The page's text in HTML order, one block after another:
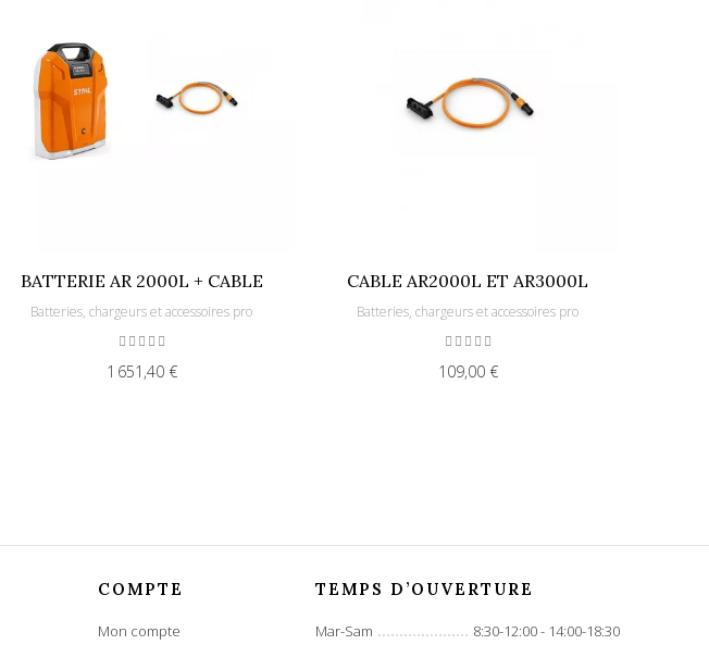
BATTERIE AR 2000L + CABLE
Batteries, chargeurs et accessoires pro
1 651,40 €
CABLE AR2000L ET AR3000L
Batteries, chargeurs et accessoires pro
109,00 €
COMPTE
Mon compte
TEMPS D’OUVERTURE
Mar-Sam 8:30-12:00 - 14:00-18:30